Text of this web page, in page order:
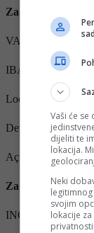
Za uplate iz Turske
VAKIF KATILIM
IBANTR91 0021
Locationİstanbul,
Derneğin
Açıklama: Emma
Za uplate iz
ING Bank
Vaši će
dijeliti te
lokacija.
Neki
svojim
lokacije